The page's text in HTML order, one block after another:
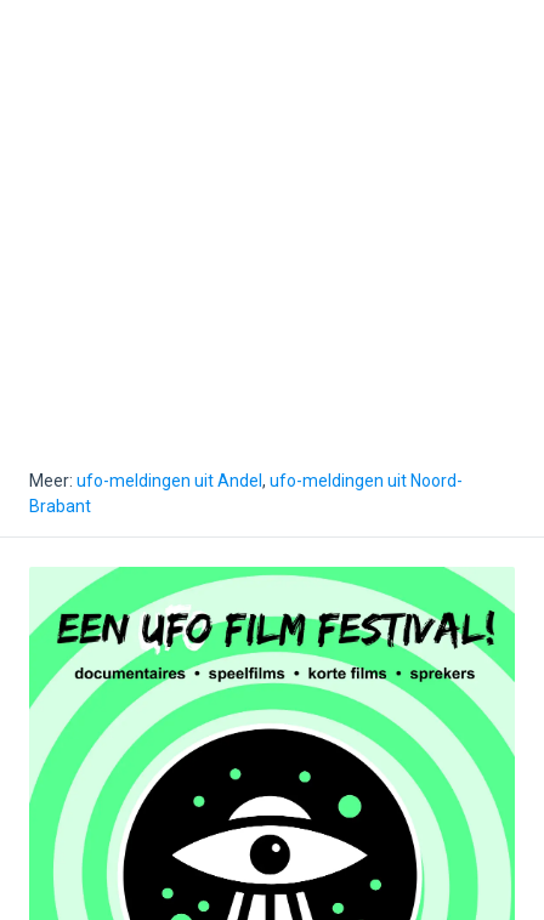
Meer: ufo-meldingen uit Andel , ufo-meldingen uit Noord-
Brabant